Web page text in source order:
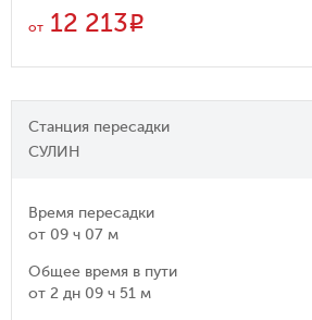
от 12 213R
Станция пересадки
СУЛИН
Время пересадки
от 09 ч 07 м
Общее время в пути
от 2 дн 09 ч 51 м